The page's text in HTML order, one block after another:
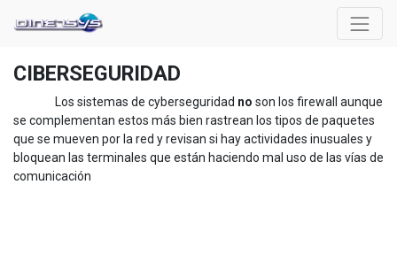
CIBERSEGURIDAD
Los sistemas de cyberseguridad noson los firewall aunque
se complementan estos más bien rastrean los tipos de paquetes
que se mueven por la red y revisan si hay actividades inusuales y
bloquean las terminales que están haciendo mal uso de las vías de
comunicación